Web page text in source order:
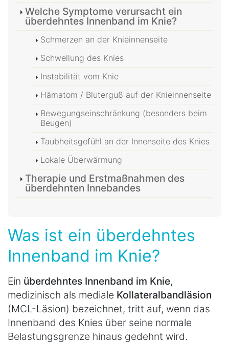
Welche Symptome verursacht ein
überdehntes Innenband im Knie?
Schmerzen an der Knieinnenseite
Schwellung des Knies
Instabilität vom Knie
Hämatom / Bluterguß auf der Knieinnenseite
Bewegungseinschränkung (besonders beim
Beugen)
Taubheitsgefühl an der Innenseite des Knies
Lokale Überwärmung
Therapie und Erstmaßnahmen des
überdehnten Innebandes
Was ist ein überdehntes
Innenband im Knie?
Ein überdehntes Innenband im Knie,
medizinisch als mediale Kollateralbandläsion
(MCL-Läsion) bezeichnet, tritt auf, wenn das
Innenband des Knies über seine normale
Belastungsgrenze hinaus gedehnt wird.